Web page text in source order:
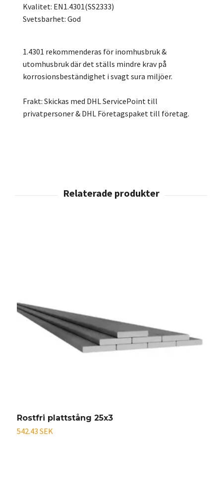
Kvalitet: EN1.4301(SS2333)
Svetsbarhet: God
1.4301 rekommenderas för inomhusbruk &
utomhusbruk där det ställs mindre krav på
korrosionsbeständighet i svagt sura miljöer.
Frakt: Skickas med DHL ServicePoint till
privatpersoner & DHL Företagspaket till företag.
Rostfri plattstång 25x3
542.43 SEK